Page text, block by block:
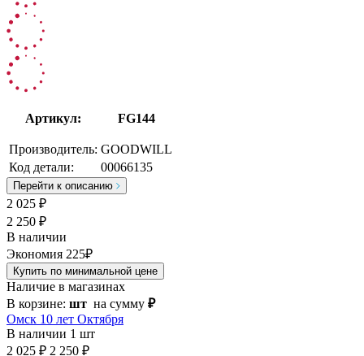
Артикул: FG144
Производитель: GOODWILL
Код детали:
00066135
Перейти к описанию
2 025 ₽
2 250 ₽
В наличии
Экономия 225₽
Купить по минимальной цене
Наличие в магазинах
В корзине: шт на сумму ₽
Омск 10 лет Октября
В наличии 1 шт
2 025 ₽ 2 250 ₽